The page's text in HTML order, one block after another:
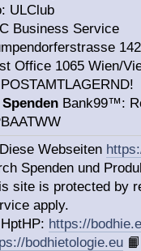
ULClub
Business Service
142
Office 1065 Wien/
Spenden Bank99™:
Webseiten
Spenden und
site is protected by
apply.
https://
bodhietologie.eu 📙